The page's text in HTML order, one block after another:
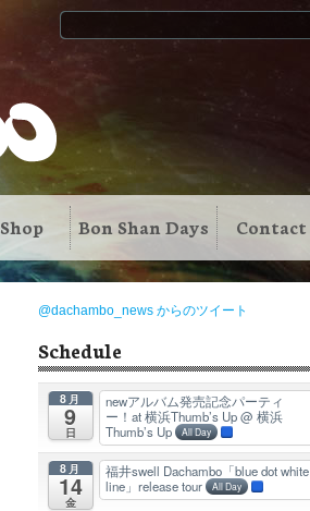
Shop Bon Shan Days Contact
@dachambo_news からのツイート
Schedule
8月
9
日
newアルバム発売記念パーティ
ー！at 横浜Thumb’s Up@ 横浜
Thumb’s Up All Day
8月
14
金
福井swell Dachambo「blue dot white
line」release tour All Day